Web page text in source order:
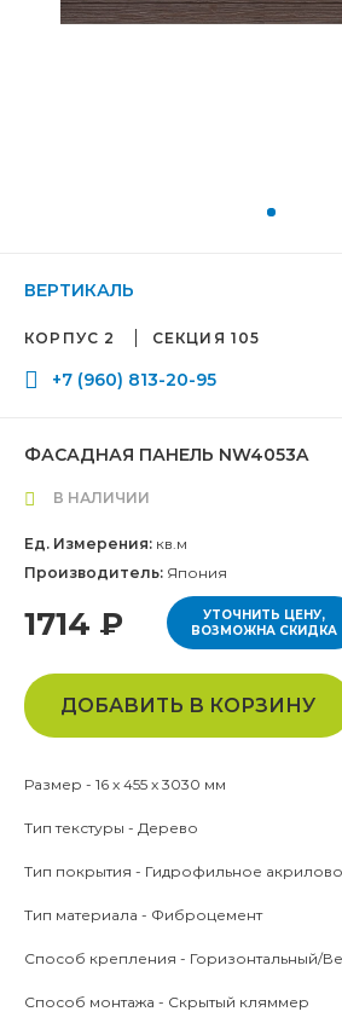
ВЕРТИКАЛЬ
КОРПУС 2 СЕКЦИЯ 105
+7 (960) 813-20-95
ФАСАДНАЯ ПАНЕЛЬ NW4053A
В НАЛИЧИИ
Ед. Измерения: кв.м
Производитель: Япония
1714 ₽
УТОЧНИТЬ ЦЕНУ,
ВОЗМОЖНА СКИДКА
ДОБАВИТЬ В КОРЗИНУ
Размер - 16 x 455 x 3030 мм
Тип текстуры - Дерево
Тип покрытия - Гидрофильное
Тип материала - Фиброцемент
Способ крепления - Горизонтальный/
Способ монтажа - Скрытый кляммер